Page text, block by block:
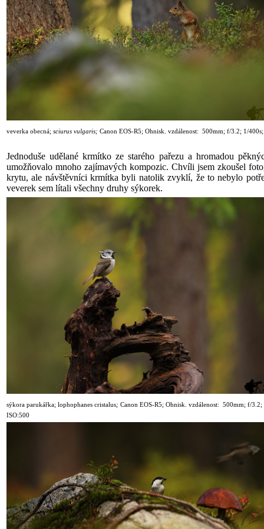
veverka obecná; sciurus vulgaris; Canon EOS-R5; Ohnisk. vzdálenost: 500mm; f/3.2; 1 /40
Jednoduše udělané krmítko ze starého pařezu a hromadou
umožňovalo mnoho zajímavých kompozic. Chvíli jsem zkoušel
krytu, ale návštěvníci krmítka byli natolik zvyklí, že to nebylo
veverek sem lítali všechny druhy sýkorek.
sýkora parukářka; lophophanes cristalus; Canon EOS-R5; Ohnisk. vzdálenost: 500mm; f/3.2;
ISO:500